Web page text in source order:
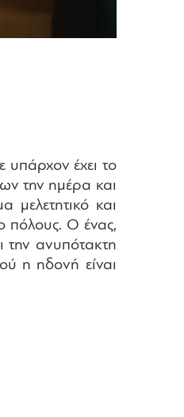
υπάρχον έχει το
την ημέρα και
και
πόλους. Ο ένας,
την ανυπότακτη
η ηδονή είναι